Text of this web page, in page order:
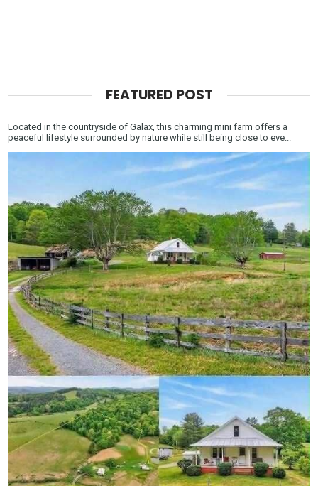
FEATURED POST
Located in the countryside of Galax, this charming mini farm offers a
peaceful lifestyle surrounded by nature while still being close to eve...